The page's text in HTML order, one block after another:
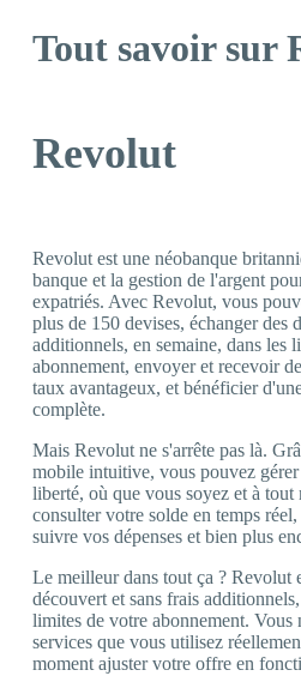
Tout savoir sur
Revolut
Revolut est une néobanque
banque et la gestion de l'argent
expatriés. Avec Revolut, vous
plus de 150 devises, échanger des
additionnels, en semaine, dans les
abonnement, envoyer et recevoir
taux avantageux, et bénéficier
complète.
Mais Revolut ne s'arrête pas là.
mobile intuitive, vous pouvez
liberté, où que vous soyez et à
consulter votre solde en temps
suivre vos dépenses et bien plus
Le meilleur dans tout ça ? Revolut
découvert et sans frais
limites de votre abonnement. Vous
services que vous utilisez
moment ajuster votre offre en